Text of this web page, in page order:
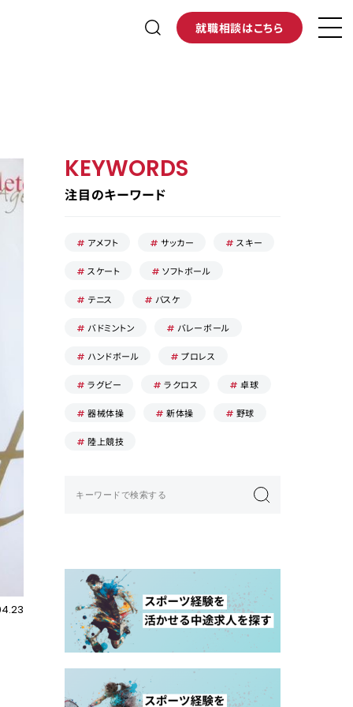
就職相談はこちら
KEYWORDS
注目のキーワード
アメフト サッカー スキー
スケート ソフトボール
テニス バスケ
バドミントン バレーボール
ハンドボール プロレス
ラグビー ラクロス 卓球
器械体操 新体操 野球
陸上競技